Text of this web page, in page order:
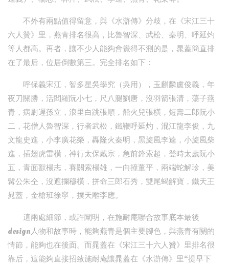
不外有兩點值得留意，與《水滸傳》分歧，在《宋江三十
六人贊》里，燕青排名很高，比魯智深、武松、秦明、呼延灼
等人都高。再者，讓不少人能夠會覺得不測的是，晁蓋簡直排
在了最后，位居倒數第三。完全排名如下：
呼保義宋江，智多星吳學究（吳用），玉麒麟盧俊義，年
夜刀關勝，活閻羅阮小七，尺八腿劉唐，沒羽箭張清，蕩子燕
青，病尉遲孫立，浪里白跳張順，船火兒張橫，短壽二郎阮小
二，花僧人魯智深，行者武松，鐵鞭呼延灼，混江龍李俊，九
文龍史進，小李廣花榮，轟隆火秦明，黑旋風李逵，小旋風柴
進，插翅虎雷橫，神行太保戴宗，急前鋒索超，登時太歲阮小
五，青面獸楊志，賽關索楊雄，一向撞董平，兩端蛇解珍，美
髯公朱仝，沒遮攔穆橫，拼命三郎石秀，雙尾蝎解寶，鐵天王
晁蓋，金槍班徐寧，撲天雕李應。
這兩處細節，或許闡明，在施耐庵聯合故事底本最後
design人物和故事時，能夠燕青是個主要腳色，與燕青有關的
情節，能夠也在後面。而晁蓋在《宋江三十六人贊》里排名很
靠后，這能夠直接招致施耐庵讓晁蓋在《水滸傳》里“提早下